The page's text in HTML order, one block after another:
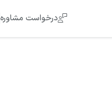
درخواست مشاوره